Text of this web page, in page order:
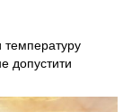
температуру
допустити